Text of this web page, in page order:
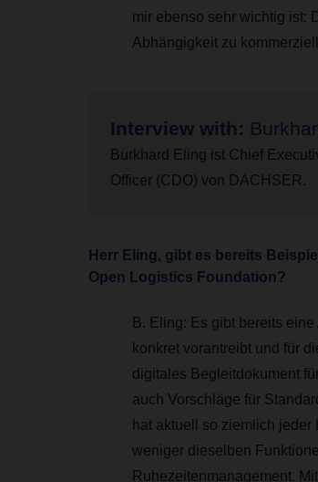
mir ebenso sehr wichtig ist:
Abhängigkeit zu
Interview with:
Burkhard Eling ist Chief
Officer (CDO) von DACHSER.
Herr Eling, gibt es bereits
Open Logistics Foundation?
B. Eling: Es gibt bereits
konkret vorantreibt und für
digitales Begleitdokument
auch Vorschläge für
hat aktuell so ziemlich
weniger dieselben
Ruhezeitenmanagement.